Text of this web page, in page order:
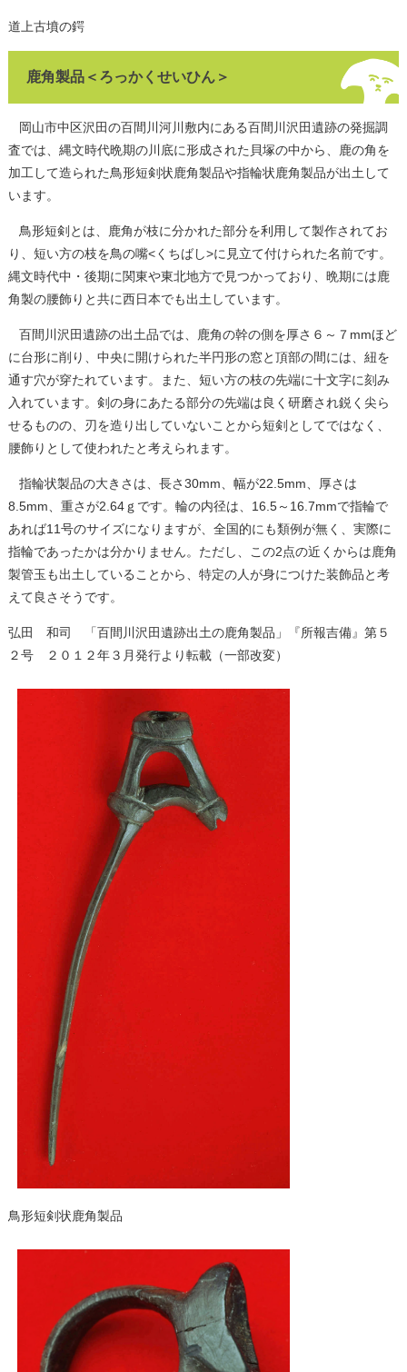
道上古墳の鍔
鹿角製品＜ろっかくせいひん＞
岡山市中区沢田の百間川河川敷内にある百間川沢田遺跡の発掘調
査では、縄文時代晩期の川底に形成された貝塚の中から、鹿の角を
加工して造られた鳥形短剣状鹿角製品や指輪状鹿角製品が出土して
います。
鳥形短剣とは、鹿角が枝に分かれた部分を利用して製作されてお
り、短い方の枝を鳥の嘴<くちばし>に見立て付けられた名前です。
縄文時代中・後期に関東や東北地方で見つかっており、晩期には鹿
角製の腰飾りと共に西日本でも出土しています。
百間川沢田遺跡の出土品では、鹿角の幹の側を厚さ６～７mmほど
に台形に削り、中央に開けられた半円形の窓と頂部の間には、紐を
通す穴が穿たれています。また、短い方の枝の先端に十文字に刻み
入れています。剣の身にあたる部分の先端は良く研磨され鋭く尖ら
せるものの、刃を造り出していないことから短剣としてではなく、
腰飾りとして使われたと考えられます。
指輪状製品の大きさは、長さ30mm、幅が22.5mm、厚さは
8.5mm、重さが2.64ｇです。輪の内径は、16.5～16.7mmで指輪で
あれば11号のサイズになりますが、全国的にも類例が無く、実際に
指輪であったかは分かりません。ただし、この2点の近くからは鹿角
製管玉も出土していることから、特定の人が身につけた装飾品と考
えて良さそうです。
弘田 和司 「百間川沢田遺跡出土の鹿角製品」『所報吉備』第５
２号 ２０１２年３月発行より転載（一部改変）
鳥形短剣状鹿角製品